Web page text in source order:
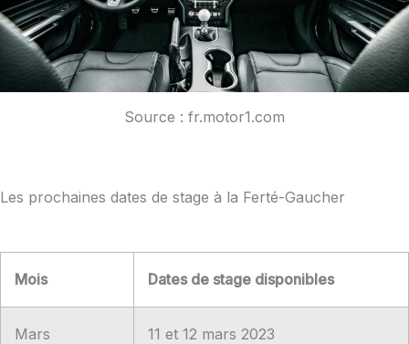
Source : fr.motor1.com
Les prochaines dates de stage à la Ferté-Gaucher
Mois Dates de stage disponibles
Mars 11 et 12 mars 2023